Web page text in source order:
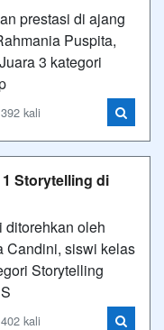
prestasi di ajang
Puspita,
3 kategori
kali
Storytelling di
ditorehkan oleh
Candini, siswi kelas
Storytelling
kali